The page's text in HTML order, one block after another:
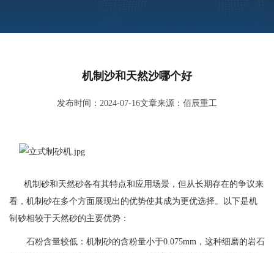
机制沙和天然沙哪个好
发布时间：2024-07-16文章来源：佰辰重工
机制砂和天然砂各有其特点和应用场景，‌但从长期存在的争议来
看，‌机制砂在多个方面展现出的优势使其成为更优选择。‌以下是机
制砂相较于天然砂的主要优势：‌
石粉含量较低：‌机制砂的含粉量小于0.075mm，‌这种细磨的岩石